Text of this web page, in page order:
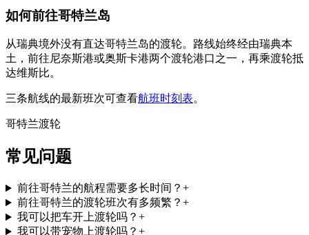
如何前往哥特兰岛
从瑞典境外没有直达哥特兰岛的渡轮。路线始终经由瑞典本
土，前往尼奈斯港或奥斯卡港两个渡轮港口之一，再乘渡轮抵
达维斯比。
三条航线的最新班次可查看航班时刻表。
哥特兰渡轮
常见问题
前往哥特兰的航程需要多长时间？ +
前往哥特兰的渡轮班次有多频繁？ +
我可以把车开上渡轮吗？ +
我可以带宠物上渡轮吗？ +